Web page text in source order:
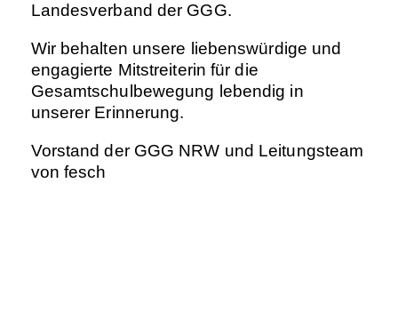
Landesverband der GGG.
Wir behalten unsere liebenswürdige und
engagierte Mitstreiterin für die
Gesamtschulbewegung lebendig in
unserer Erinnerung.
Vorstand der GGG NRW und Leitungsteam
von fesch